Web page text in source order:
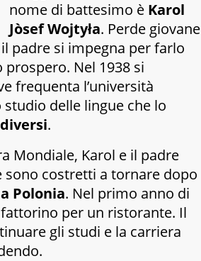
nome di battesimo è Karol
Jòsef Wojtyła. Perde giovane
padre si impegna per farlo
Nel 1938 si
frequenta l’università
studio delle lingue che lo
.
Mondiale, Karol e il padre
sono costretti a tornare dopo
Polonia. Nel primo anno di
per un ristorante. Il
gli studi e la carriera